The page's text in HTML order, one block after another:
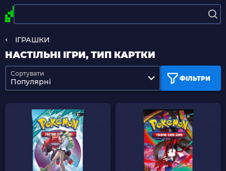
ІГРАШКИ
НАСТІЛЬНІ ІГРИ, ТИП КАРТКИ
ФІЛЬТРИ
Сортувати
Популярні